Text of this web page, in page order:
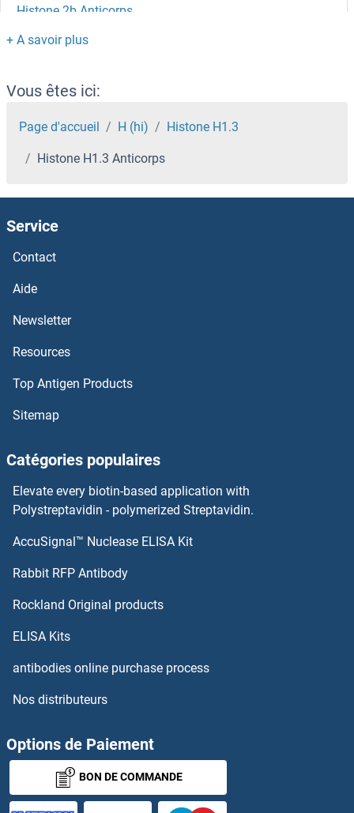
Histone 2b Anticorps
Histamine N-Methyltransferase Anticorps
Histamine Anticorps
HIST4H4 Anticorps
HIST3H2BB Anticorps
HIST2H2L Anticorps
HIST2H2BF Anticorps
HIST2H2BE Anticorps
HIST1H4H Anticorps
Histone H2A type 1-J Anticorps
Histone H2A Variant Anticorps
Histone H2A Variant H2A.Z, Pht1 Anticorps
Histone H2B Anticorps
Histone H2B Type 1-C/E/F/G/I Anticorps
Vous êtes ici:
Page d'accueil H (hi) Histone H1.3
Histone H1.3 Anticorps
Service
Contact
Aide
Newsletter
Resources
Top Antigen Products
Sitemap
Catégories populaires
Elevate every biotin-based application with
Polystreptavidin - polymerized Streptavidin.
AccuSignal™ Nuclease ELISA Kit
Rabbit RFP Antibody
Rockland Original products
ELISA Kits
antibodies online purchase process
Nos distributeurs
Options de Paiement
BON DE COMMANDE